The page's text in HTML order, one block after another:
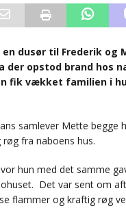
dusør til Frederik og
opstod brand hos
fik vækket familien i
samlever Mette begge
fra naboens hus.
hun med det samme
Det var sent om
flammer og kraftig røg